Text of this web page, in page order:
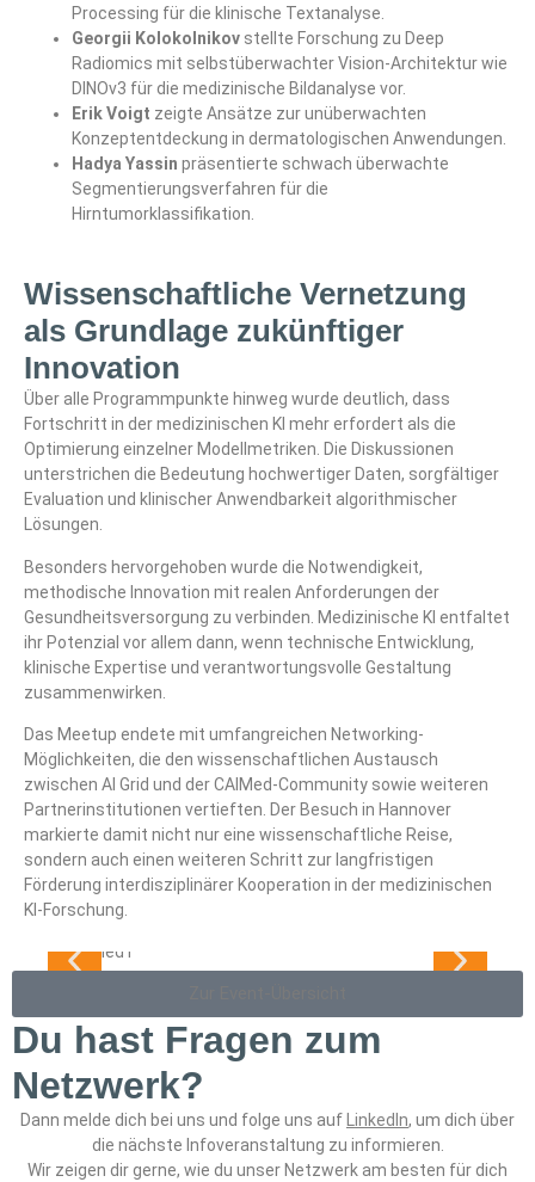
Processing für die klinische Textanalyse.
Georgii Kolokolnikov stellte Forschung zu Deep
Radiomics mit selbstüberwachter Vision-Architektur wie
DINOv3 für die medizinische Bildanalyse vor.
Erik Voigt zeigte Ansätze zur unüberwachten
Konzeptentdeckung in dermatologischen Anwendungen.
Hadya Yassin präsentierte schwach überwachte
Segmentierungsverfahren für die
Hirntumorklassifikation.
Wissenschaftliche Vernetzung
als Grundlage zukünftiger
Innovation
Über alle Programmpunkte hinweg wurde deutlich, dass
Fortschritt in der medizinischen KI mehr erfordert als die
Optimierung einzelner Modellmetriken. Die Diskussionen
unterstrichen die Bedeutung hochwertiger Daten, sorgfältiger
Evaluation und klinischer Anwendbarkeit algorithmischer
Lösungen.
Besonders hervorgehoben wurde die Notwendigkeit,
methodische Innovation mit realen Anforderungen der
Gesundheitsversorgung zu verbinden. Medizinische KI entfaltet
ihr Potenzial vor allem dann, wenn technische Entwicklung,
klinische Expertise und verantwortungsvolle Gestaltung
zusammenwirken.
Das Meetup endete mit umfangreichen Networking-
Möglichkeiten, die den wissenschaftlichen Austausch
zwischen AI Grid und der CAIMed-Community sowie weiteren
Partnerinstitutionen vertieften. Der Besuch in Hannover
markierte damit nicht nur eine wissenschaftliche Reise,
sondern auch einen weiteren Schritt zur langfristigen
Förderung interdisziplinärer Kooperation in der medizinischen
KI-Forschung.
Du hast Fragen zum
Netzwerk?
Dann melde dich bei uns und folge uns auf LinkedIn, um dich über
die nächste Infoveranstaltung zu informieren.
Wir zeigen dir gerne, wie du unser Netzwerk am besten für dich